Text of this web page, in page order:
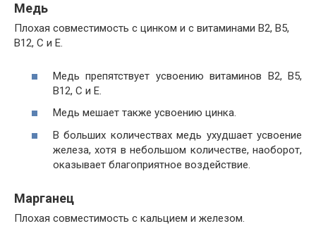
Медь
Плохая совместимость с цинком и с витаминами B2, B5,
B12, C и E.
Медь препятствует усвоению витаминов B2, B5,
B12, C и E.
Медь мешает также усвоению цинка.
В больших количествах медь ухудшает усвоение
железа, хотя в небольшом количестве, наоборот,
оказывает благоприятное воздействие.
Марганец
Плохая совместимость с кальцием и железом.